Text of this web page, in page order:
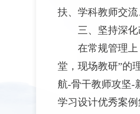
扶、学科教师交
三、坚持深
在常规管理
堂，现场教研”的
航-骨干教师攻坚-
学习设计优秀案